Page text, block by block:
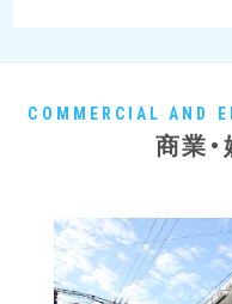
COMMERCIAL AND
商業